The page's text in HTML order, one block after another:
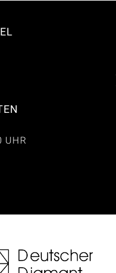
UHR